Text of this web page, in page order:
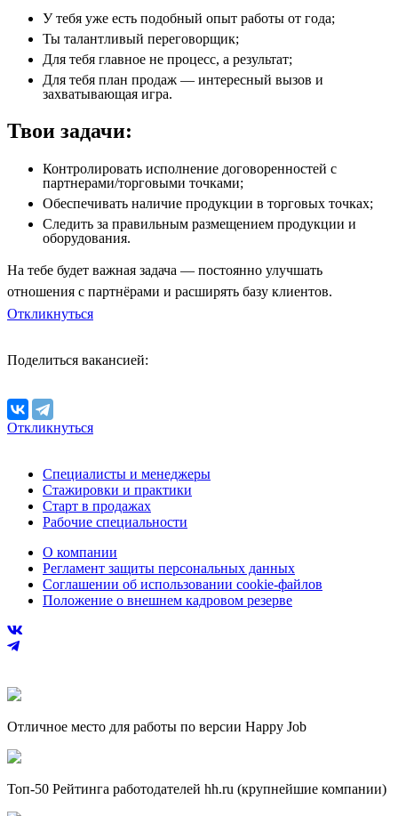
У тебя уже есть подобный опыт работы от года;
Ты талантливый переговорщик;
Для тебя главное не процесс, а результат;
Для тебя план продаж — интересный вызов и
захватывающая игра.
Твои задачи:
Контролировать исполнение договоренностей с
партнерами/торговыми точками;
Обеспечивать наличие продукции в торговых точках;
Следить за правильным размещением продукции и
оборудования.
На тебе будет важная задача — постоянно улучшать
отношения с партнёрами и расширять базу клиентов.
Откликнуться
Поделиться вакансией:
Откликнуться
Специалисты и менеджеры
Стажировки и практики
Старт в продажах
Рабочие специальности
О компании
Регламент защиты персональных данных
Соглашении об использовании cookie-файлов
Положение о внешнем кадровом резерве
Отличное место для работы по версии Happy Job
Топ-50 Рейтинга работодателей hh.ru (крупнейшие компании)